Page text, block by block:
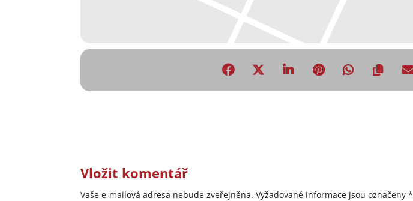
Vložit komentář
Vaše e-mailová adresa nebude zveřejněna. Vyžadované informace jsou označeny*